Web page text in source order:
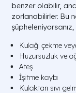
benzer olabilir,
zorlanabilirler. Bu
Kulağı çekme
Huzursuzluk ve
Ateş
İşitme kaybı
Kulaktan sıvı